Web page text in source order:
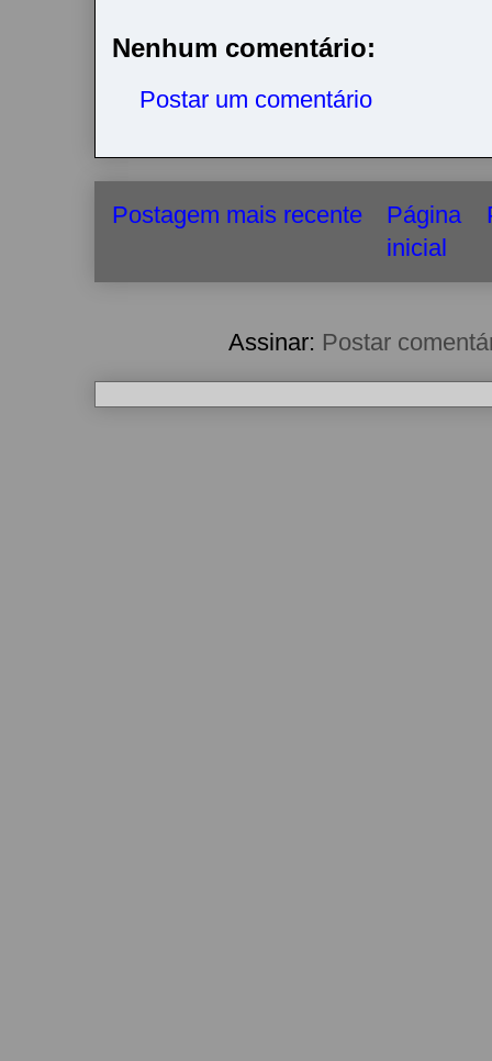
r
Nenhum comentário:
Postar um comentário
Postagem mais recente
Página
inicial
Assinar: Postar